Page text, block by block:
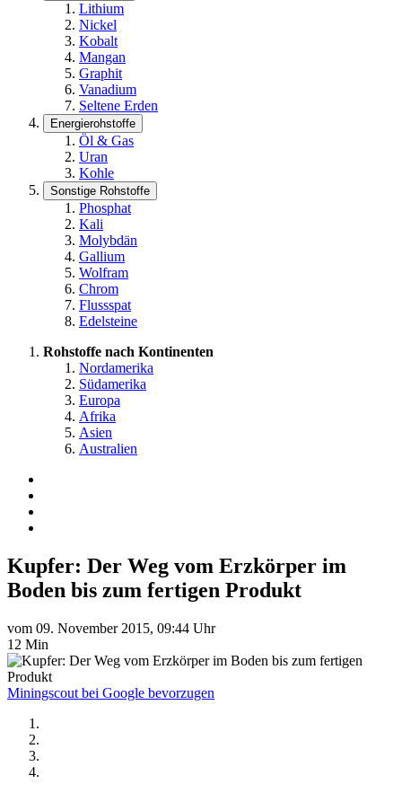
Lithium
Nickel
Kobalt
Mangan
Graphit
Vanadium
Seltene Erden
Energierohstoffe
Öl & Gas
Uran
Kohle
Sonstige Rohstoffe
Phosphat
Kali
Molybdän
Gallium
Wolfram
Chrom
Flussspat
Edelsteine
Rohstoffe nach Kontinenten
Nordamerika
Südamerika
Europa
Afrika
Asien
Australien
Kupfer: Der Weg vom Erzkörper im
Boden bis zum fertigen Produkt
vom 09. November 2015, 09:44 Uhr
12 Min
Miningscout bei Google bevorzugen